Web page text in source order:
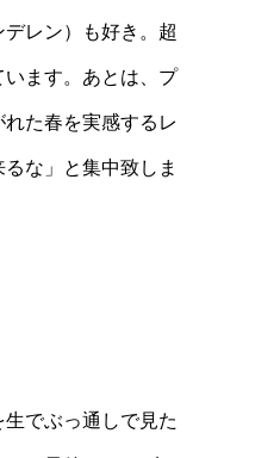
レン）も好き。超
ます。あとは、プ
た春を実感するレ
な」と集中致しま
でぶっ通しで見た